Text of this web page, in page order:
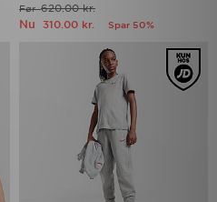
Før620.00 kr.
Nu 310.00 kr. Spar 50%